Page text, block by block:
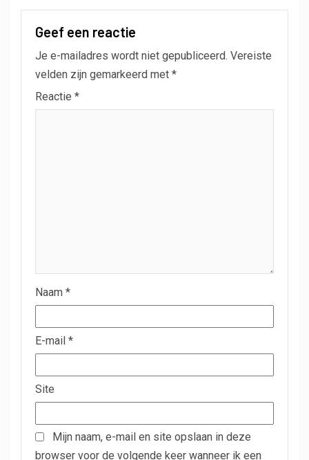
Geef een reactie
Je e-mailadres wordt niet gepubliceerd. Vereiste
velden zijn gemarkeerd met *
Reactie *
Naam *
E-mail *
Site
Mijn naam, e-mail en site opslaan in deze
browser voor de volgende keer wanneer ik een